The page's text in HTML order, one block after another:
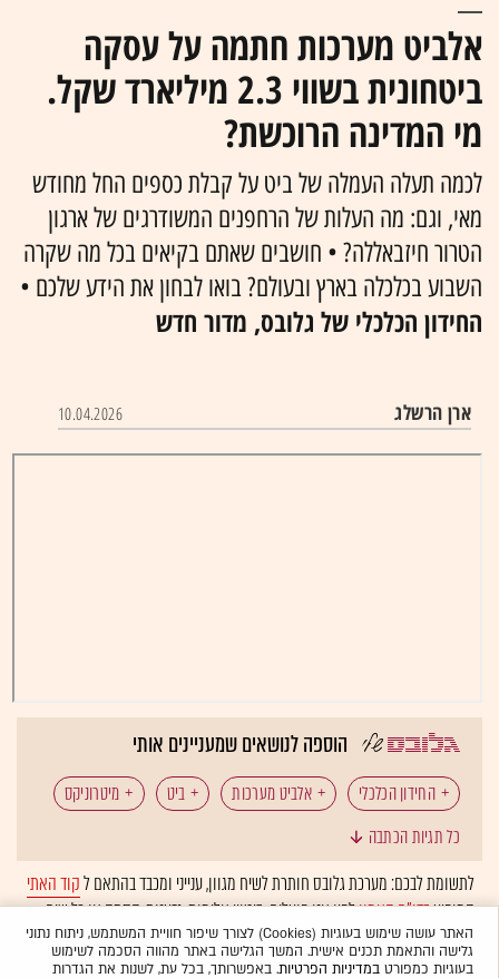
אלביט מערכות חתמה על עסקה
ביטחונית בשווי 2.3 מיליארד שקל.
מי המדינה הרוכשת?
לכמה תעלה העמלה של ביט על קבלת כספים החל מחודש
מאי, וגם: מה העלות של הרחפנים המשודרגים של ארגון
הטרור חיזבאללה? • חושבים שאתם בקיאים בכל מה שקרה
השבוע בכלכלה בארץ ובעולם? בואו לבחון את הידע שלכם •
החידון הכלכלי של גלובס, מדור חדש
ארן הרשלג 10.04.2026
הוספה לנושאים שמעניינים אותי
החידון הכלכלי אלביט מערכות ביט מיטרוניקס
אירוסול
יצוא ביטחוני עמלות
כל תגיות הכתבה
לתשומת לבכם: מערכת גלובס חותרת לשיח מגוון, ענייני ומכבד בהתאם לקוד האתי
המופיעבדו"ח האמוןלפיו אנו פועלים. ביטויי אלימות, גזענות, הסתה או כל שיח
בלתי הולם אחר מסוננים בצורהאוטומטיתולא יפורסמו באתר.
האתר עושה שימוש בעוגיות (Cookies) לצורך שיפור חוויית המשתמש, ניתוח נתוני
גלישה והתאמת תכנים אישית. המשך הגלישה באתר מהווה הסכמה לשימוש
בעוגיות כמפורטבמדיניות הפרטיות. באפשרותך, בכל עת, לשנות את הגדרות